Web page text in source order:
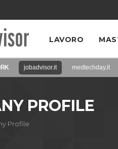
LAVORO
jobadvisor.it medtechday.it
PROFILE
Profile